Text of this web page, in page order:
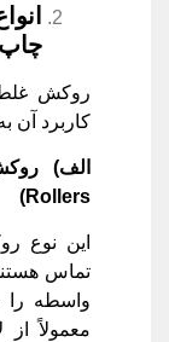
چاپ
روکش
کاربرد آن
الف)
Rollers)
این نوع
تماس
واسطه را
معمولاً از